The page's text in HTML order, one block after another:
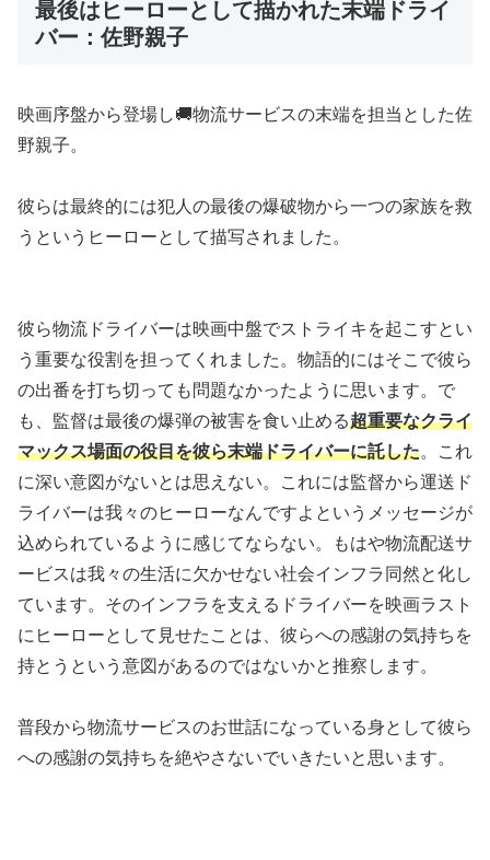
最後はヒーローとして描かれた末端ドライ
バー：佐野親子
映画序盤から登場し🚚物流サービスの末端を担当とした佐
野親子。
彼らは最終的には犯人の最後の爆破物から一つの家族を救
うというヒーローとして描写されました。
彼ら物流ドライバーは映画中盤でストライキを起こすとい
う重要な役割を担ってくれました。物語的にはそこで彼ら
の出番を打ち切っても問題なかったように思います。で
も、監督は最後の爆弾の被害を食い止める超重要なクライ
マックス場面の役目を彼ら末端ドライバーに託した。これ
に深い意図がないとは思えない。これには監督から運送ド
ライバーは我々のヒーローなんですよというメッセージが
込められているように感じてならない。もはや物流配送サ
ービスは我々の生活に欠かせない社会インフラ同然と化し
ています。そのインフラを支えるドライバーを映画ラスト
にヒーローとして見せたことは、彼らへの感謝の気持ちを
持とうという意図があるのではないかと推察します。
普段から物流サービスのお世話になっている身として彼ら
への感謝の気持ちを絶やさないでいきたいと思います。